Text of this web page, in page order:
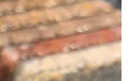
unser Antrieb ✉.